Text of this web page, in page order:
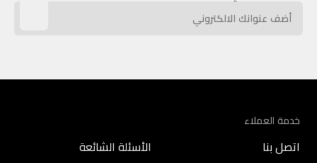
خدمة العملاء
اتصل بنا الأسئلة الشائعة